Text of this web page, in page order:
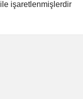
ile işaretlenmişlerdir